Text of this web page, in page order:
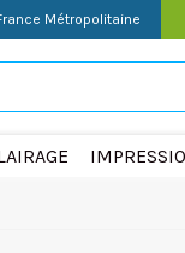
Métropolitaine